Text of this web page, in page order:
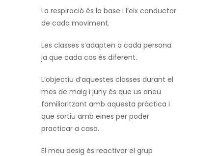
La respiració és la base i l’eix conductor
de cada moviment.
Les classes s’adapten a cada persona
ja que cada cos és diferent.
L’objectiu d’aquestes classes durant el
mes de maig i juny és que us aneu
familiaritzant amb aquesta pràctica i
que sortiu amb eines per poder
practicar a casa.
El meu desig és reactivar el grup